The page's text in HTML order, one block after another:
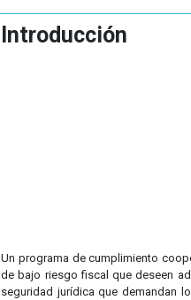
Introducción
Un programa de cumplimiento
de bajo riesgo fiscal que deseen
seguridad jurídica que demandan